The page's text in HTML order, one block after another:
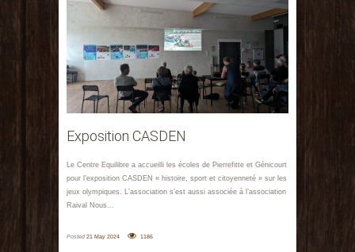
Exposition CASDEN
Le Centre Equilibre a accueilli les écoles de Pierrefitte et Génicourt
pour l’exposition CASDEN « histoire, sport et citoyenneté » sur les
jeux olympiques. L’association s’est aussi associée à l’association
Raival Nous...
Posted 21 May 2024 1186